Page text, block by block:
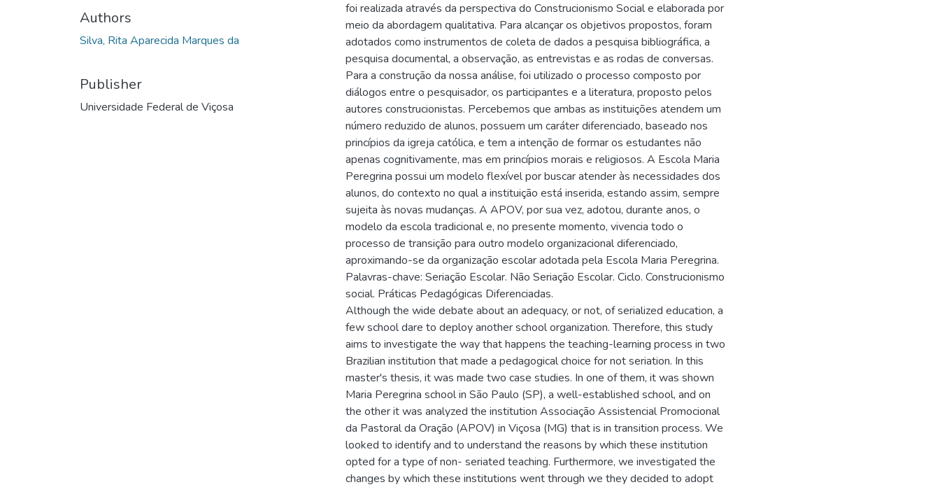
Authors
Silva, Rita Aparecida Marques da
Publisher
Universidade Federal de Viçosa
foi realizada através da perspectiva do Construcionismo Social e elaborada por
meio da abordagem qualitativa. Para alcançar os objetivos propostos, foram
adotados como instrumentos de coleta de dados a pesquisa bibliográfica, a
pesquisa documental, a observação, as entrevistas e as rodas de conversas.
Para a construção da nossa análise, foi utilizado o processo composto por
diálogos entre o pesquisador, os participantes e a literatura, proposto pelos
autores construcionistas. Percebemos que ambas as instituições atendem um
número reduzido de alunos, possuem um caráter diferenciado, baseado nos
princípios da igreja católica, e tem a intenção de formar os estudantes não
apenas cognitivamente, mas em princípios morais e religiosos. A Escola Maria
Peregrina possui um modelo flexível por buscar atender às necessidades dos
alunos, do contexto no qual a instituição está inserida, estando assim, sempre
sujeita às novas mudanças. A APOV, por sua vez, adotou, durante anos, o
modelo da escola tradicional e, no presente momento, vivencia todo o
processo de transição para outro modelo organizacional diferenciado,
aproximando-se da organização escolar adotada pela Escola Maria Peregrina.
Palavras-chave: Seriação Escolar. Não Seriação Escolar. Ciclo. Construcionismo
social. Práticas Pedagógicas Diferenciadas.
Although the wide debate about an adequacy, or not, of serialized education, a
few school dare to deploy another school organization. Therefore, this study
aims to investigate the way that happens the teaching-learning process in two
Brazilian institution that made a pedagogical choice for not seriation. In this
master's thesis, it was made two case studies. In one of them, it was shown
Maria Peregrina school in São Paulo (SP), a well-established school, and on
the other it was analyzed the institution Associação Assistencial Promocional
da Pastoral da Oração (APOV) in Viçosa (MG) that is in transition process. We
looked to identify and to understand the reasons by which these institution
opted for a type of non- seriated teaching. Furthermore, we investigated the
changes by which these institutions went through we they decided to adopt